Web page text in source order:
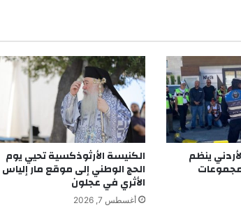
ينظم الكنيسة الأرثوذكسية تحيي يوم
الحج الوطني إلى موقع مار إلياس
الأثري في عجلون
أغسطس 7, 2026